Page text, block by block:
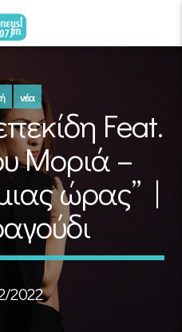
νέα
Feat.
Μοριά –
ώρας” |
2022